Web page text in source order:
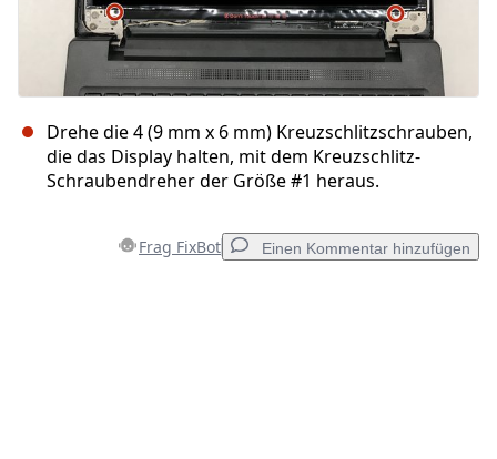
Drehe die 4 (9 mm x 6 mm) Kreuzschlitzschrauben,
die das Display halten, mit dem Kreuzschlitz-
Schraubendreher der Größe #1 heraus.
Frag FixBot Einen Kommentar hinzufügen